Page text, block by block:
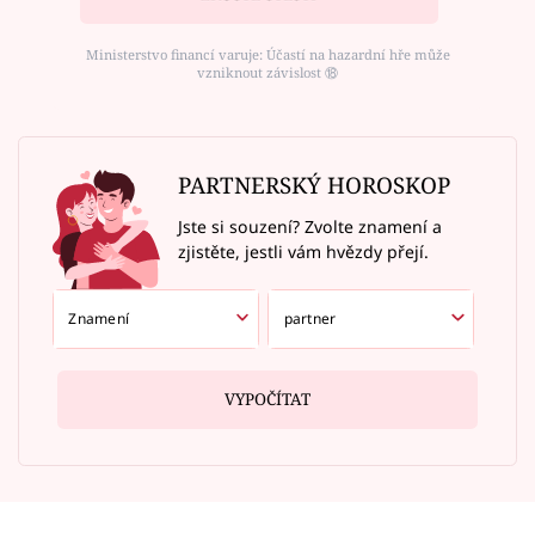
Ministerstvo financí varuje: Účastí na hazardní hře může
vzniknout závislost ⑱
PARTNERSKÝ HOROSKOP
Jste si souzení? Zvolte znamení a
zjistěte, jestli vám hvězdy přejí.
VYPOČÍTAT